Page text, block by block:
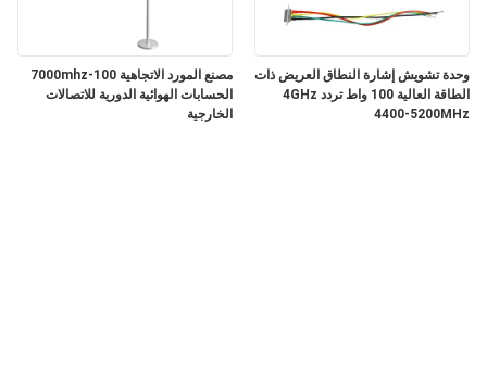
مصنع المورد الاتجاهية 100-7000mhz
الحسابات الهوائية الدورية للاتصالات
الخارجية
وحدة تشويش إشارة النطاق العريض ذات
الطاقة العالية 100 واط تردد 4GHz
4400-5200MHz